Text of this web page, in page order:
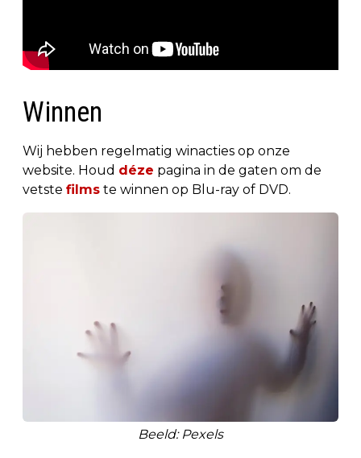
Winnen
Wij hebben regelmatig winacties op onze
website. Houd déze pagina in de gaten om de
vetste films te winnen op Blu-ray of DVD.
Beeld: Pexels